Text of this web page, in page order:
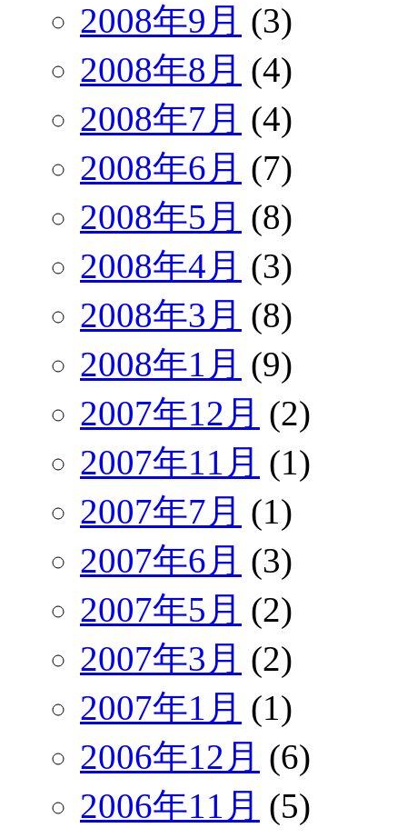
2008年9月 (3)
2008年8月 (4)
2008年7月 (4)
2008年6月 (7)
2008年5月 (8)
2008年4月 (3)
2008年3月 (8)
2008年1月 (9)
2007年12月 (2)
2007年11月 (1)
2007年7月 (1)
2007年6月 (3)
2007年5月 (2)
2007年3月 (2)
2007年1月 (1)
2006年12月 (6)
2006年11月 (5)